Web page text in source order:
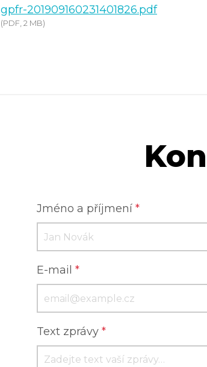
gpfr-201909160231401826.pdf
(PDF, 2 MB)
Jméno a příjmení *
E-mail *
Text zprávy *